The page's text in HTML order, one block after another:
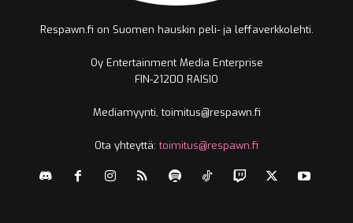
Respawn.fi on Suomen hauskin peli- ja leffaverkkolehti.
Oy Entertainment Media Enterprise
FIN-21200 RAISIO
Mediamyynti, toimitus@respawn.fi
Ota yhteyttä:toimitus@respawn.fi